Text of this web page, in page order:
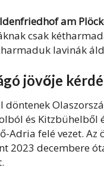
am
csak
lavinák
jövője
döntenek
és Kitzbühelből
Adria felé vezet. Az
2023 decembere